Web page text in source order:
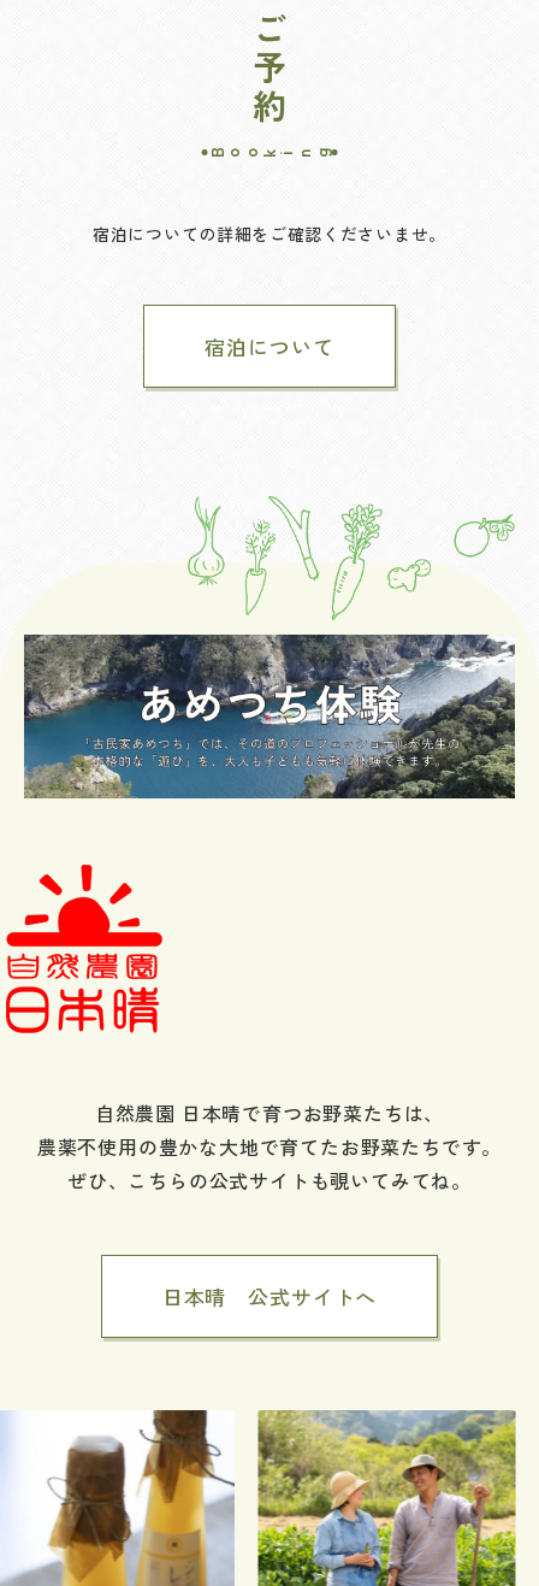
ご予約
Booking
宿泊についての詳細をご確認くださいませ。
宿泊について
自然農園 日本晴で育つお野菜たちは、
農薬不使用の豊かな大地で育てたお野菜たちです。
ぜひ、こちらの公式サイトも覗いてみてね。
日本晴 公式サイトへ